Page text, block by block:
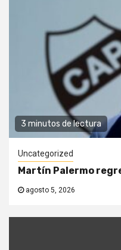
3 minutos de lectura
Uncategorized
Martín Palermo
agosto 5, 2026